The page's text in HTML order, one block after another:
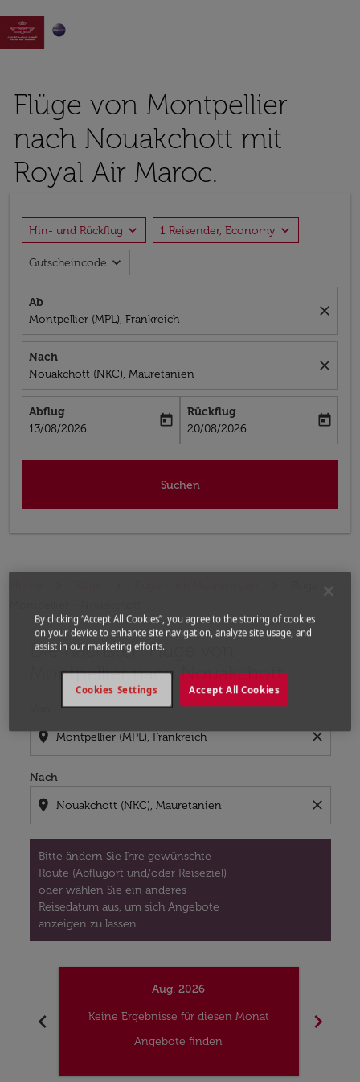

Flüge von Montpellier
nach Nouakchott mit
Royal Air Maroc.
Hin- und Rückflug expand_more 1 Reisender, Economy expand_more
Gutscheincode expand_more
Ab
Montpellier (MPL), Frankreich
close
Nach
Nouakchott (NKC), Mauretanien
close
Abflug
fc-booking-departure-date-aria-label
13/08/2026
today
Rückflug
fc-booking-return-date-aria-label
20/08/2026
today
Suchen
Die nächsten Flüge von
Montpellier nach Nouakchott
location_on close
Nach
location_on close
Bitte ändern Sie Ihre gewünschte
Route (Abflugort und/oder Reiseziel)
oder wählen Sie ein anderes
Reisedatum aus, um sich Angebote
anzeigen zu lassen.
Bitte ändern Sie Ihre gewünschte Route (Abflugort
chevron_left
Aug. 2026
Keine Ergebnisse für diesen Monat
Angebote finden
chevron_right
By clicking “Accept All Cookies”, you agree to the storing of cookies
on your device to enhance site navigation, analyze site usage, and
assist in our marketing efforts.
Accept All Cookies
Cookies Settings